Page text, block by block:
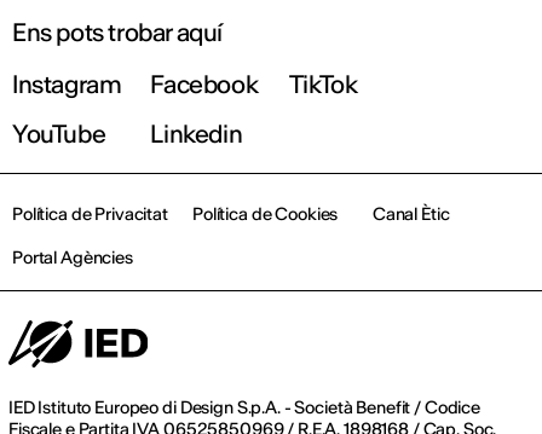
Ens pots trobar aquí
Instagram
Facebook
TikTok
YouTube
Linkedin
IED Istituto Europeo di Design S.p.A. - Società Benefit / Codice
Fiscale e Partita IVA 06525850969 / R.E.A. 1898168 / Cap. Soc.
Política de Privacitat Política de Cookies
Canal Ètic
Portal Agències